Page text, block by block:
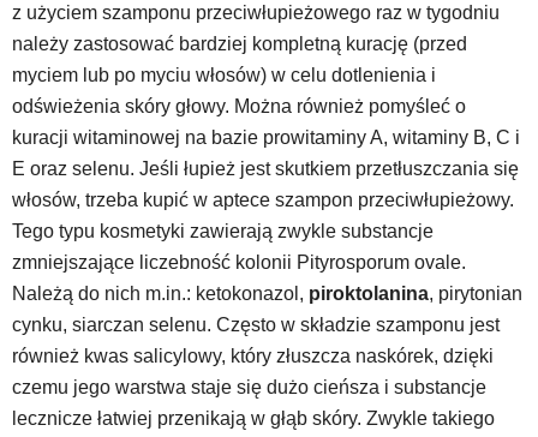
z użyciem szamponu przeciwłupieżowego raz w tygodniu
należy zastosować bardziej kompletną kurację (przed
myciem lub po myciu włosów) w celu dotlenienia i
odświeżenia skóry głowy. Można również pomyśleć o
kuracji witaminowej na bazie prowitaminy A, witaminy B, C i
E oraz selenu. Jeśli łupież jest skutkiem przetłuszczania się
włosów, trzeba kupić w aptece szampon przeciwłupieżowy.
Tego typu kosmetyki zawierają zwykle substancje
zmniejszające liczebność kolonii Pityrosporum ovale.
Należą do nich m.in.: ketokonazol, piroktolanina, pirytonian
cynku, siarczan selenu. Często w składzie szamponu jest
również kwas salicylowy, który złuszcza naskórek, dzięki
czemu jego warstwa staje się dużo cieńsza i substancje
lecznicze łatwiej przenikają w głąb skóry. Zwykle takiego